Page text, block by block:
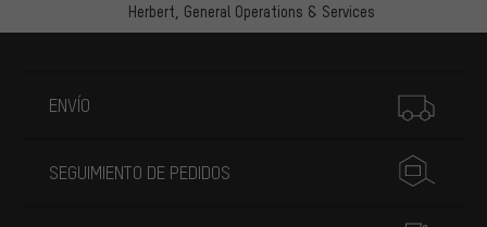
Herbert, General Operations & Services
ENVÍO
SEGUIMIENTO DE PEDIDOS